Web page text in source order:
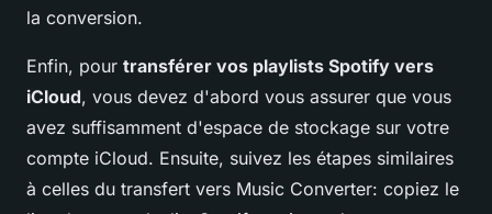
la conversion.
Enfin, pour transférer vos playlists Spotify vers
iCloud, vous devez d'abord vous assurer que vous
avez suffisamment d'espace de stockage sur votre
compte iCloud. Ensuite, suivez les étapes similaires
à celles du transfert vers Music Converter: copiez le